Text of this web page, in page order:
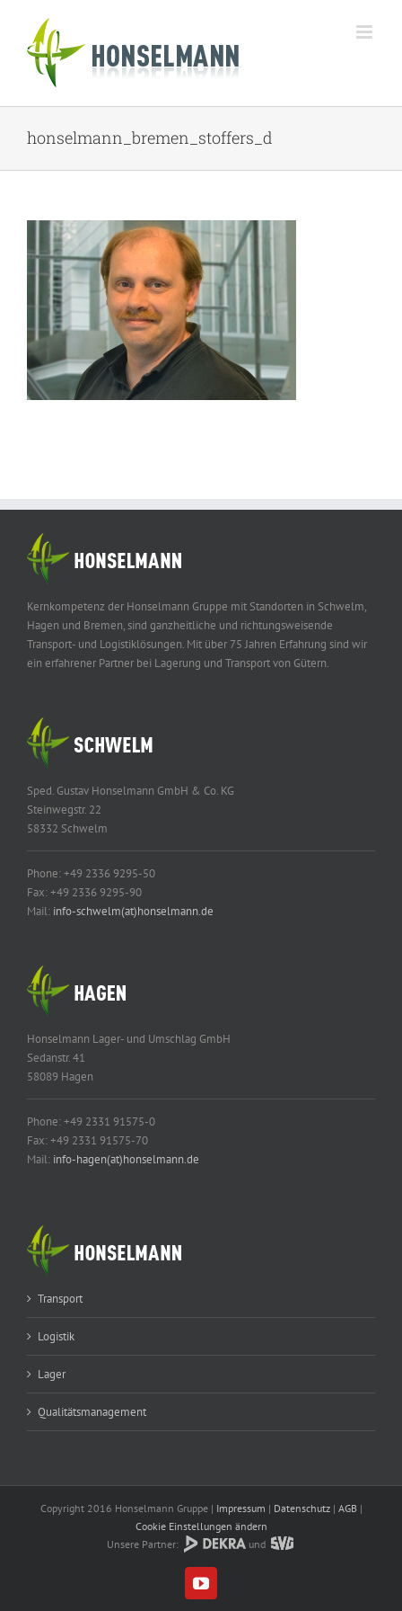
springen
honselmann_bremen_stoffers_d
Kernkompetenz der Honselmann Gruppe mit Standorten in Schwelm,
Hagen und Bremen, sind ganzheitliche und richtungsweisende
Transport- und Logistiklösungen. Mit über 75 Jahren Erfahrung sind wir
ein erfahrener Partner bei Lagerung und Transport von Gütern.
Sped. Gustav Honselmann GmbH & Co. KG
Steinwegstr. 22
58332 Schwelm
Phone: +49 2336 9295-50
Fax: +49 2336 9295-90
Mail: info-schwelm(at)honselmann.de
Honselmann Lager- und Umschlag GmbH
Sedanstr. 41
58089 Hagen
Phone: +49 2331 91575-0
Fax: +49 2331 91575-70
Mail: info-hagen(at)honselmann.de
Transport
Logistik
Lager
Qualitätsmanagement
Copyright 2016 Honselmann Gruppe | Impressum | Datenschutz| AGB|
Cookie Einstellungen ändern
Unsere Partner:
und
YouTube